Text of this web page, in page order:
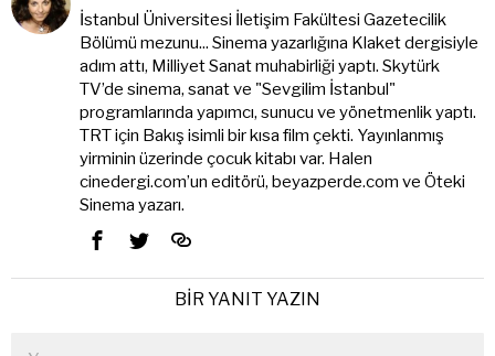
İstanbul Üniversitesi İletişim Fakültesi Gazetecilik
Bölümü mezunu... Sinema yazarlığına Klaket dergisiyle
adım attı, Milliyet Sanat muhabirliği yaptı. Skytürk
TV’de sinema, sanat ve "Sevgilim İstanbul"
programlarında yapımcı, sunucu ve yönetmenlik yaptı.
TRT için Bakış isimli bir kısa film çekti. Yayınlanmış
yirminin üzerinde çocuk kitabı var. Halen
cinedergi.com’un editörü, beyazperde.com ve Öteki
Sinema yazarı.
BIR YANIT YAZIN